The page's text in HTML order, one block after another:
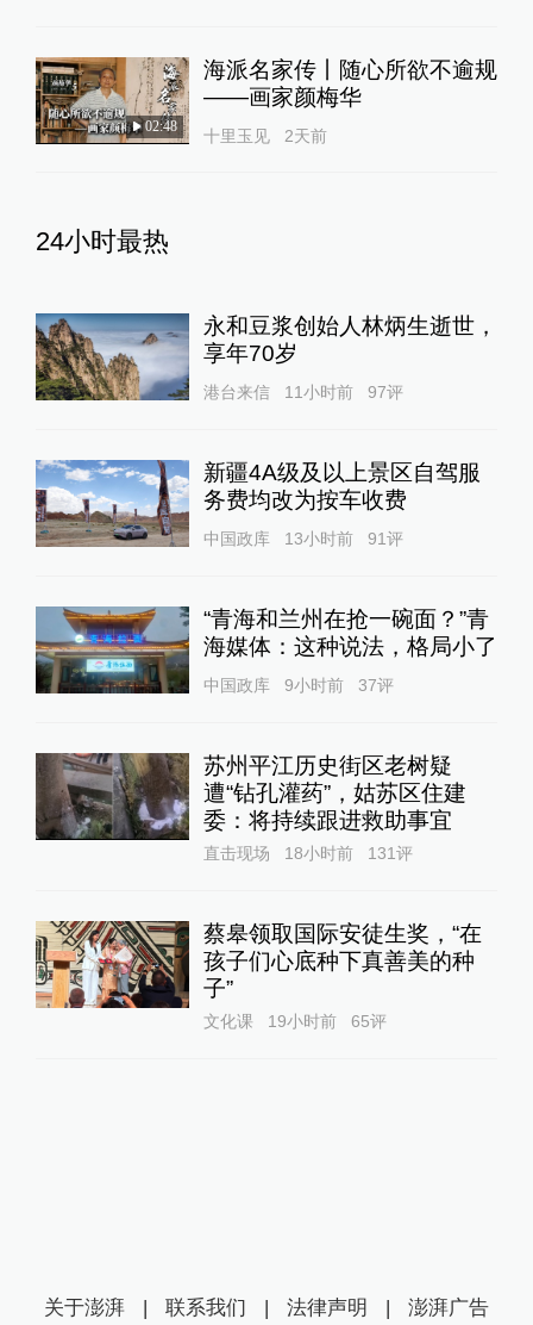
02:48
海派名家传丨随心所欲不逾规
——画家颜梅华
十里玉见 2天前
24小时最热
永和豆浆创始人林炳生逝世，
享年70岁
港台来信 11小时前 97评
新疆4A级及以上景区自驾服
务费均改为按车收费
中国政库 13小时前 91评
“青海和兰州在抢一碗面？”青
海媒体：这种说法，格局小了
中国政库 9小时前 37评
苏州平江历史街区老树疑
遭“钻孔灌药”，姑苏区住建
委：将持续跟进救助事宜
直击现场 18小时前 131评
蔡皋领取国际安徒生奖，“在
孩子们心底种下真善美的种
子”
文化课 19小时前 65评
关于澎湃 | 联系我们 | 法律声明 | 澎湃广告